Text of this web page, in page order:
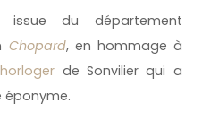
du département
Chopard, en hommage à
horloger de Sonvilier qui a
éponyme.